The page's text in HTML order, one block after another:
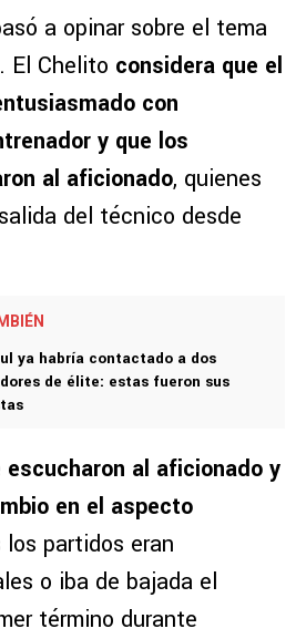
a opinar sobre el tema
. El Chelito considera que el
con
y que los
al aficionado, quienes
del técnico desde
ya habría contactado a dos
de élite: estas fueron sus
escucharon al aficionado y
en el aspecto
los partidos eran
o iba de bajada el
término durante